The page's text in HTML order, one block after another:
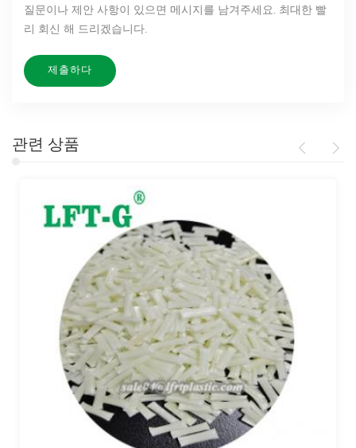
질문이나 제안 사항이 있으면 메시지를 남겨주세요. 최대한 빨
리 회신 해 드리겠습니다.
관련 상품